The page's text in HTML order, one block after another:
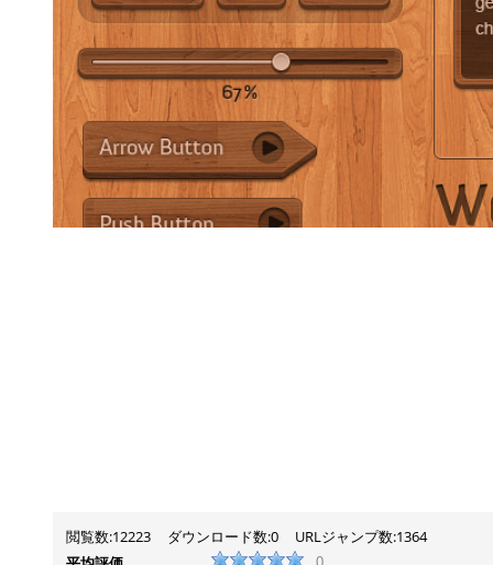
閲覧数:12223 ダウンロード数:0
URLジャンプ数:1364